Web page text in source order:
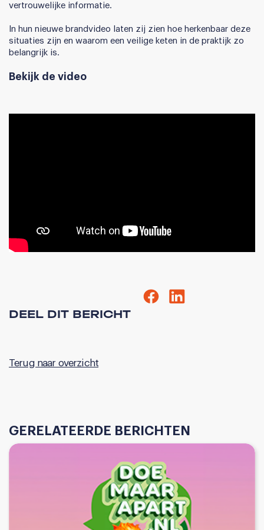
vertrouwelijke informatie.
In hun nieuwe brandvideo laten zij zien hoe herkenbaar deze
situaties zijn en waarom een veilige keten in de praktijk zo
belangrijk is.
Bekijk de video
DEEL DIT BERICHT
Terug naar overzicht
GERELATEERDE BERICHTEN